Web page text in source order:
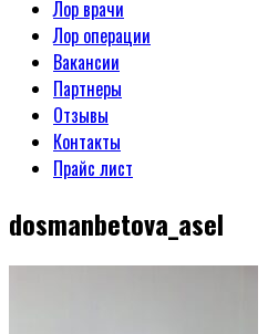
Лор врачи
Лор операции
Вакансии
Партнеры
Отзывы
Контакты
Прайс лист
dosmanbetova_asel